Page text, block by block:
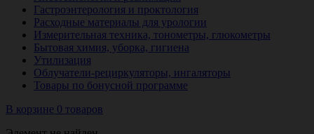
Гастроэнтерология и проктология
Расходные материалы для урологии
Измерительная техника, тонометры, глюкометры
Бытовая химия, уборка, гигиена
Утилизация
Облучатели-рециркуляторы, ингаляторы
Товары по бонусной программе
В корзине 0 товаров